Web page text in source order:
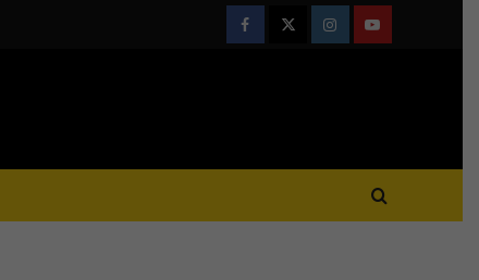
FacebookTwitterInstagramYoutube